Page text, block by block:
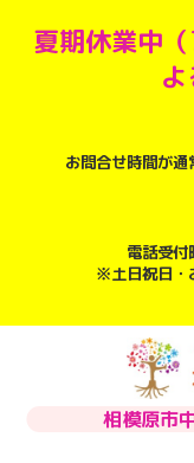
夏期休業中
お問合せ時間が通
電話受付
※土日祝日
相模原市